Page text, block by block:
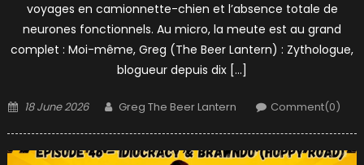
voyages en camionnette-chien et l’absence totale de
neurones fonctionnels. Au micro, la meute est au grand
complet : Moi-même, Greg (The Beer Lantern) : Zythologue,
blogueur depuis dix […]
Posted
18 June 2026 Author
Greg The Beer Lantern Comment(0)